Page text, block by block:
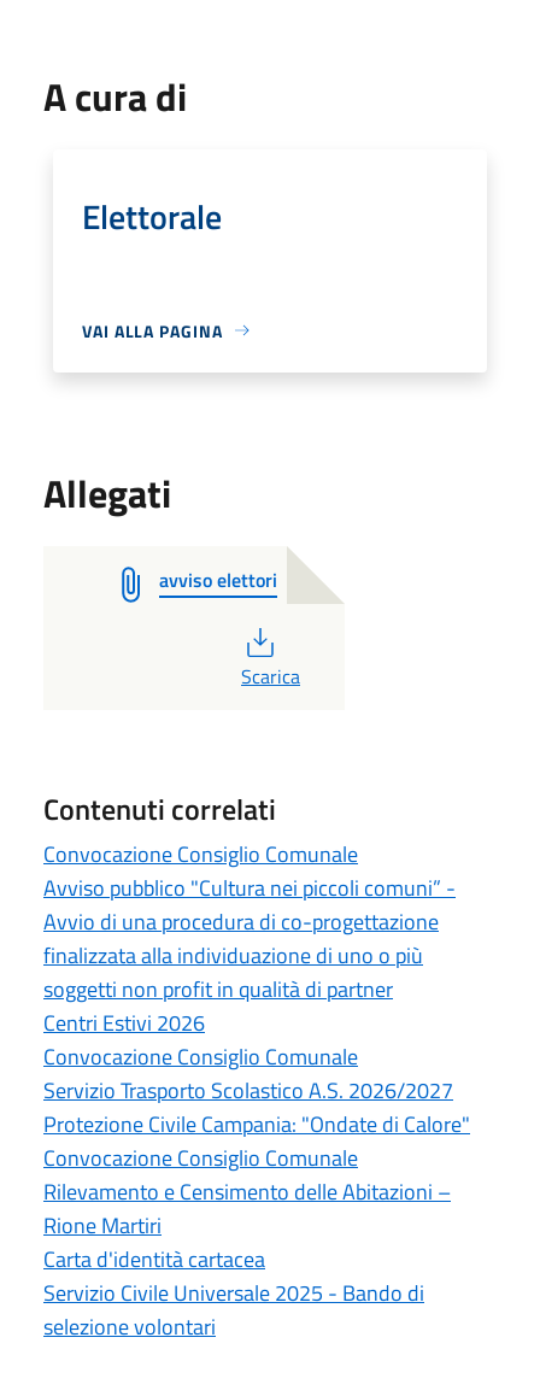
A cura di
Elettorale
VAI ALLA PAGINA
Allegati
avviso elettori
PDF
Scarica
Contenuti correlati
Convocazione Consiglio Comunale
Avviso pubblico "Cultura nei piccoli comuni” -
Avvio di una procedura di co-progettazione
finalizzata alla individuazione di uno o più
soggetti non profit in qualità di partner
Centri Estivi 2026
Convocazione Consiglio Comunale
Servizio Trasporto Scolastico A.S. 2026/2027
Protezione Civile Campania: "Ondate di Calore"
Convocazione Consiglio Comunale
Rilevamento e Censimento delle Abitazioni –
Rione Martiri
Carta d'identità cartacea
Servizio Civile Universale 2025 - Bando di
selezione volontari